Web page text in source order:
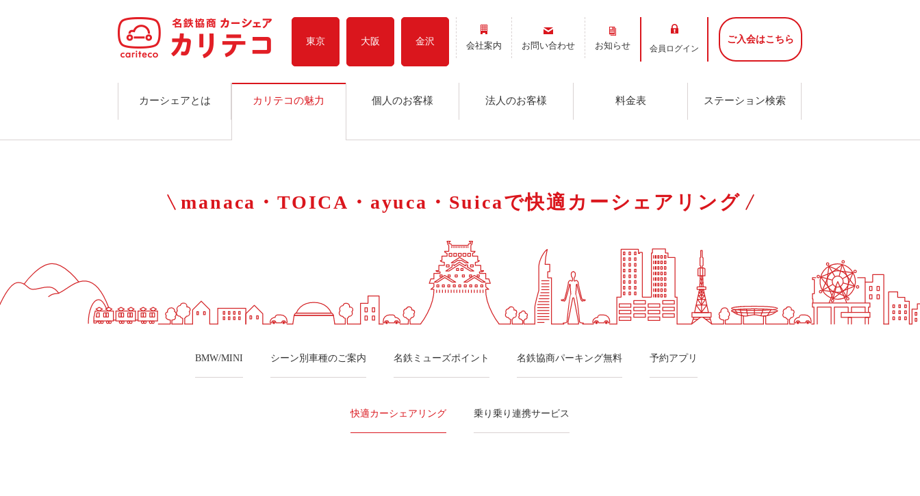
東京 大阪 金沢 会社案内 お問い合わせ お知らせ 会員ログイン
ご入会はこちら
名鉄協商パーキング無料
予約アプリ
名鉄ミューズポイント
快適カーシェアリング
カーシェアとは カリテコの魅力 個人のお客様 法人のお客様 料金表 ステーション検索
manaca・TOICA・ayuca・Suicaで快適カーシェアリング
BMW/MINI シーン別車種のご案内 名鉄ミューズポイント 名鉄協商パーキング無料 予約アプリ
快適カーシェアリング 乗り乗り連携サービス